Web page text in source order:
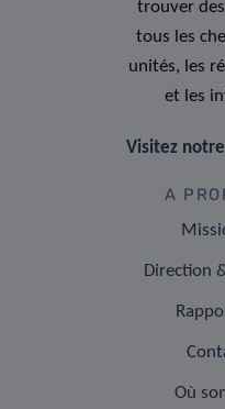
trouver
tous les
unités, les
et les
Visitez
A
Direction
Où